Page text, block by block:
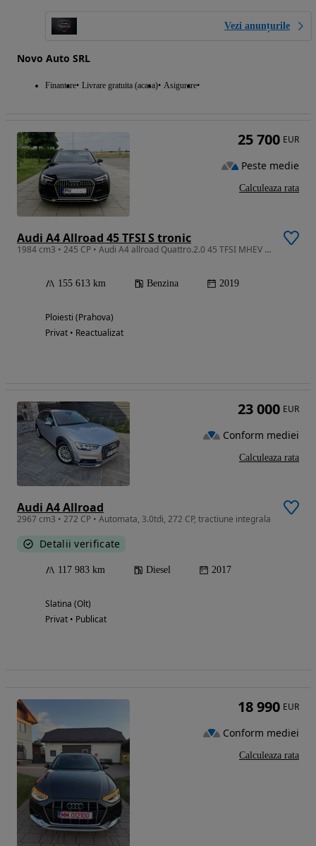
Vezi anunțurile
Novo Auto SRL
Finantare Livrare gratuita (acasa) Asigurare
Audi A4 Allroad 45 TFSI S tronic
1984 cm3 • 245 CP • Audi A4 allroad Quattro.2.0 45 TFSI MHEV S TRONIC
155 613 km Benzina 2019
Ploiesti (Prahova)
Privat • Reactualizat
25 700 EUR
Peste medie
Calculeaza rata
Audi A4 Allroad
2967 cm3 • 272 CP • Automata, 3.0tdi, 272 CP, tractiune integrala
Detalii verificate
117 983 km Diesel 2017
Slatina (Olt)
Privat • Publicat
23 000 EUR
Conform mediei
Calculeaza rata
18 990 EUR
Conform mediei
Calculeaza rata